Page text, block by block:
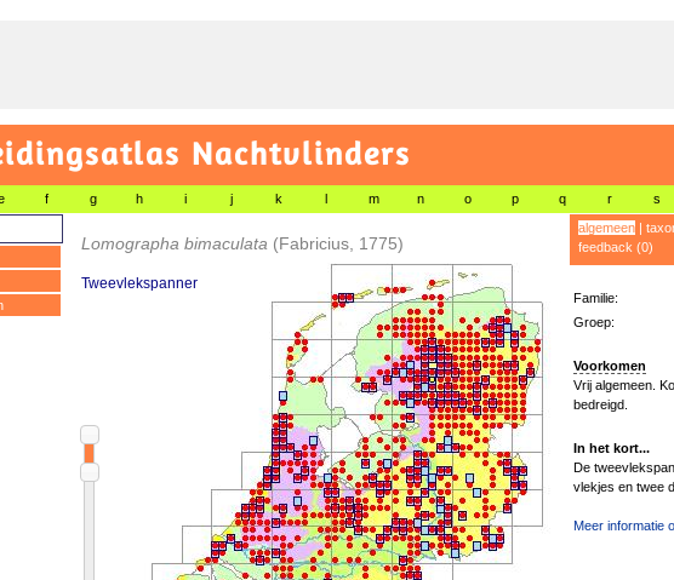
Nachtvlinders
f g h i j k l m n o p q r s
Lomographa bimaculata (Fabricius, 1775)
Tweevlekspanner
algemeen|
feedback (0)
Familie:
Groep:
Voorkomen
Vrij algemeen.
bedreigd.
In het kort...
De
vlekjes en twee
Meer informatie